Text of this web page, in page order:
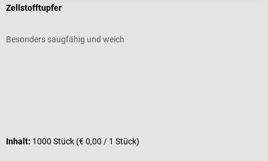
Zellstofftupfer
Besonders saugfähig und weich
Inhalt: 1000 Stück (€ 0,00 / 1 Stück)